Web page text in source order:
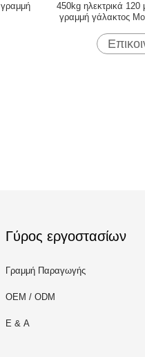
γραμμή
450kg ηλεκτρικά 120
γραμμή γάλακτος
Γύρος εργοστασίων
Γραμμή Παραγωγής
OEM / ODM
Ε & Α